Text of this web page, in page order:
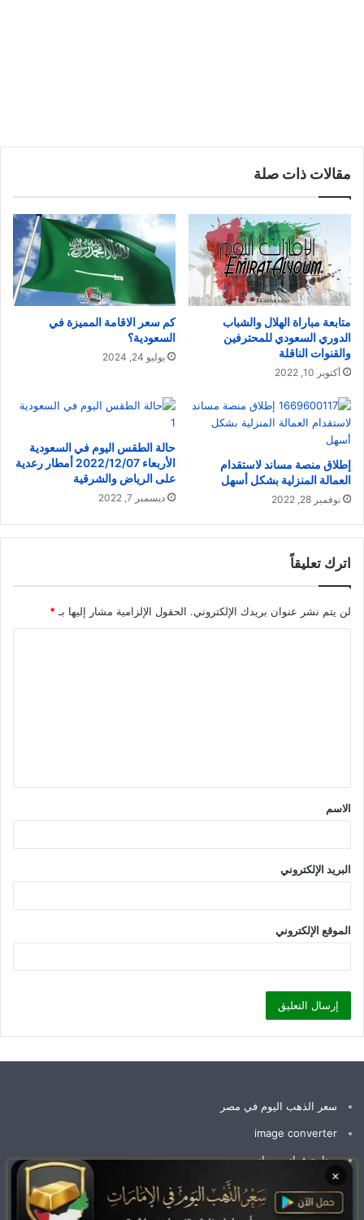
×
مقالات ذات صلة
متابعة مباراة الهلال والشباب
الدوري السعودي للمحترفين
والقنوات الناقلة
أكتوبر 10, 2022
كم سعر الاقامة المميزة في
السعودية؟
يوليو 24, 2024
إطلاق منصة مساند لاستقدام
العمالة المنزلية بشكل أسهل
نوفمبر 28, 2022
حالة الطقس اليوم في السعودية
الأربعاء 2022/12/07 أمطار رعدية
على الرياض والشرقية
ديسمبر 7, 2022
اترك تعليقاً
لن يتم نشر عنوان بريدك الإلكتروني. الحقول الإلزامية مشار إليها بـ *
ق
*
الاسم
البريد الإلكتروني
الموقع الإلكتروني
سعر الذهب اليوم في مصر
image converter
برنامج فواتير مجاني
سعر جرام الذهب عيار 21 سعر الذهب اليوم
وظائف الإمارات اليوم